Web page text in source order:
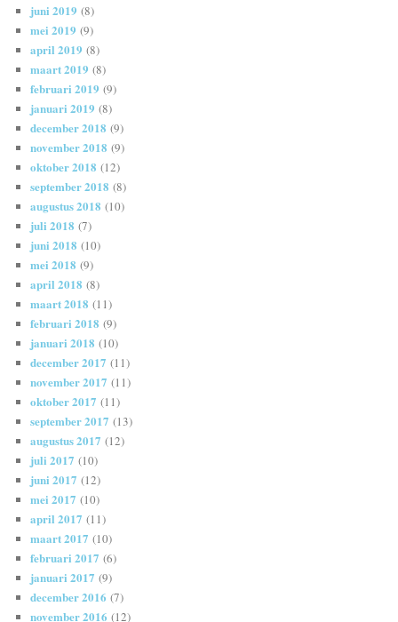
juni 2019 (8)
mei 2019 (9)
april 2019 (8)
maart 2019 (8)
februari 2019 (9)
januari 2019 (8)
december 2018 (9)
november 2018 (9)
oktober 2018 (12)
september 2018 (8)
augustus 2018 (10)
juli 2018 (7)
juni 2018 (10)
mei 2018 (9)
april 2018 (8)
maart 2018 (11)
februari 2018 (9)
januari 2018 (10)
december 2017 (11)
november 2017 (11)
oktober 2017 (11)
september 2017 (13)
augustus 2017 (12)
juli 2017 (10)
juni 2017 (12)
mei 2017 (10)
april 2017 (11)
maart 2017 (10)
februari 2017 (6)
januari 2017 (9)
december 2016 (7)
november 2016 (12)